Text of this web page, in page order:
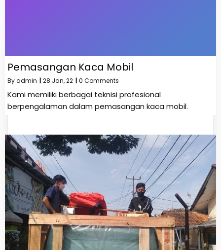
Pemasangan Kaca Mobil
Byadmin | 28 Jan, 22 | 0 Comments
Kami memiliki berbagai teknisi profesional
berpengalaman dalam pemasangan kaca mobil.